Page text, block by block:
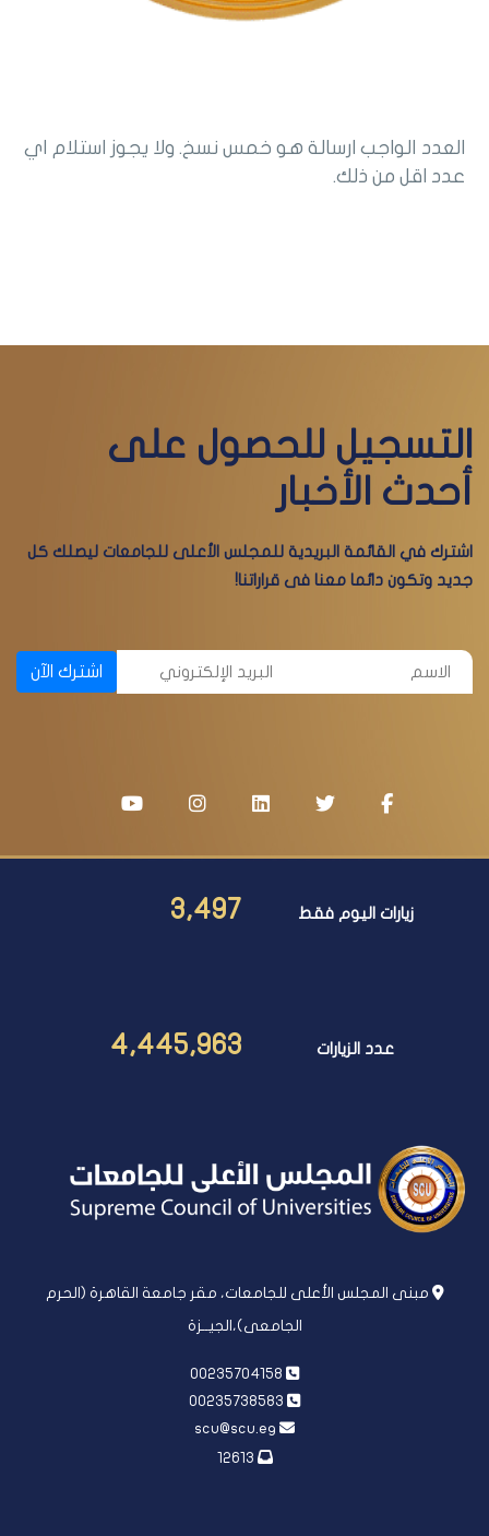
العدد الواجب ارسالة هو خمس نسخ. ولا يجوز استلام اي
عدد اقل من ذلك.
التسجيل للحصول على
أحدث الأخبار
اشترك في القائمة البريدية للمجلس الأعلى للجامعات ليصلك كل
جديد وتكون دائما معنا فى قراراتنا!
اشترك الآن
زيارات اليوم فقط 3,497
عدد الزيارات 4,445,963
مبنى المجلس الأعلى للجامعات، مقر جامعة القاهرة (الحرم
الجامعى)،الجيــزة